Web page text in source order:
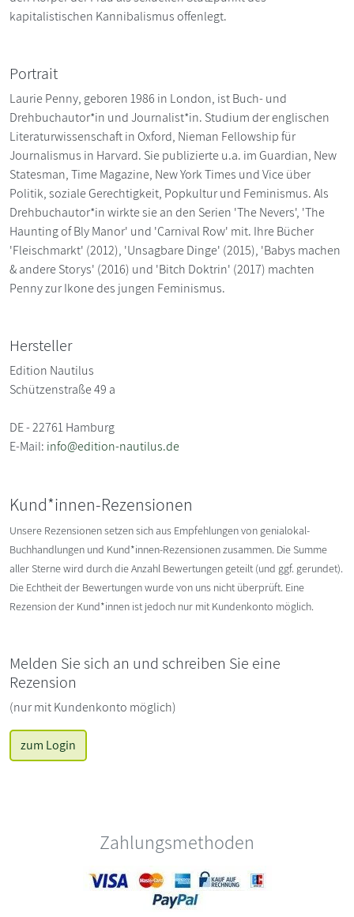
kapitalistischen Kannibalismus offenlegt.
Portrait
Laurie Penny, geboren 1986 in London, ist Buch- und
Drehbuchautor*in und Journalist*in. Studium der englischen
Literaturwissenschaft in Oxford, Nieman Fellowship für
Journalismus in Harvard. Sie publizierte u.a. im Guardian, New
Statesman, Time Magazine, New York Times und Vice über
Politik, soziale Gerechtigkeit, Popkultur und Feminismus. Als
Drehbuchautor*in wirkte sie an den Serien 'The Nevers', 'The
Haunting of Bly Manor' und 'Carnival Row' mit. Ihre Bücher
'Fleischmarkt' (2012), 'Unsagbare Dinge' (2015), 'Babys machen
& andere Storys' (2016) und 'Bitch Doktrin' (2017) machten
Penny zur Ikone des jungen Feminismus.
Hersteller
Edition Nautilus
Schützenstraße 49 a
DE - 22761 Hamburg
E-Mail: info@edition-nautilus.de
Kund*innen-Rezensionen
Unsere Rezensionen setzen sich aus Empfehlungen von genialokal-
Buchhandlungen und Kund*innen-Rezensionen zusammen. Die Summe
aller Sterne wird durch die Anzahl Bewertungen geteilt (und ggf. gerundet).
Die Echtheit der Bewertungen wurde von uns nicht überprüft. Eine
Rezension der Kund*innen ist jedoch nur mit Kundenkonto möglich.
Melden Sie sich an und schreiben Sie eine
Rezension
(nur mit Kundenkonto möglich)
zum Login
Zahlungsmethoden